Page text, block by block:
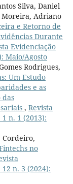
Silva, Daniel
Moreira, Adriano
e Retorno de
Durante
Evidenciação
Maio/Agosto
Rodrigues,
Um Estudo
e as
das
, Revista
n. 1 (2013):
Cordeiro,
no
n. 3 (2024):